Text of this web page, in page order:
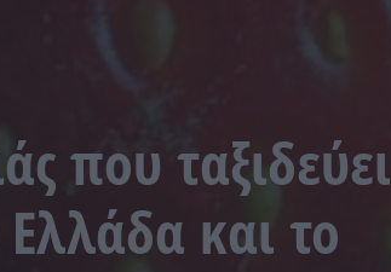
που ταξιδεύει
και το